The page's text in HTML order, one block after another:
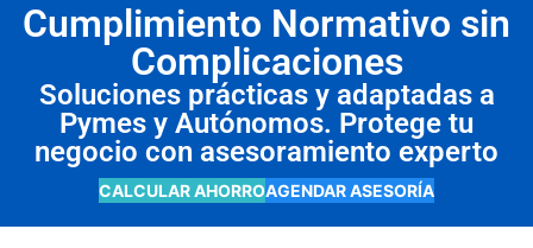
Cumplimiento Normativo sin
Complicaciones
Soluciones prácticas y adaptadas a
Pymes y Autónomos. Protege tu
negocio con asesoramiento experto
CALCULAR AHORROAGENDAR ASESORÍA